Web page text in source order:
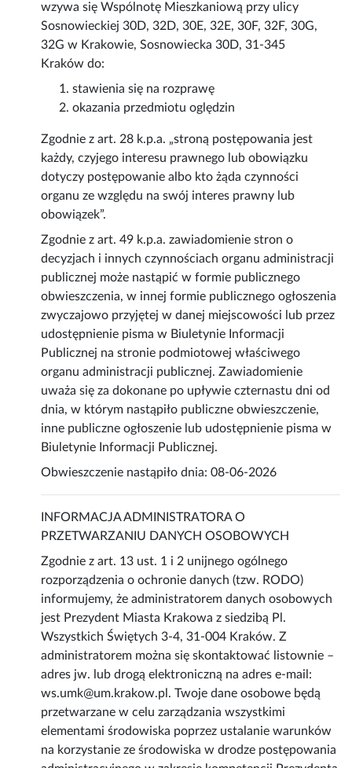
wzywa się Wspólnotę Mieszkaniową przy ulicy
Sosnowieckiej 30D, 32D, 30E, 32E, 30F, 32F, 30G,
32G w Krakowie, Sosnowiecka 30D, 31-345
Kraków do:
stawienia się na rozprawę
okazania przedmiotu oględzin
Zgodnie z art. 28 k.p.a. „stroną postępowania jest
każdy, czyjego interesu prawnego lub obowiązku
dotyczy postępowanie albo kto żąda czynności
organu ze względu na swój interes prawny lub
obowiązek”.
Zgodnie z art. 49 k.p.a. zawiadomienie stron o
decyzjach i innych czynnościach organu administracji
publicznej może nastąpić w formie publicznego
obwieszczenia, w innej formie publicznego ogłoszenia
zwyczajowo przyjętej w danej miejscowości lub przez
udostępnienie pisma w Biuletynie Informacji
Publicznej na stronie podmiotowej właściwego
organu administracji publicznej. Zawiadomienie
uważa się za dokonane po upływie czternastu dni od
dnia, w którym nastąpiło publiczne obwieszczenie,
inne publiczne ogłoszenie lub udostępnienie pisma w
Biuletynie Informacji Publicznej.
Obwieszczenie nastąpiło dnia: 08-06-2026
INFORMACJA ADMINISTRATORA O
PRZETWARZANIU DANYCH OSOBOWYCH
Zgodnie z art. 13 ust. 1 i 2 unijnego ogólnego
rozporządzenia o ochronie danych (tzw. RODO)
informujemy, że administratorem danych osobowych
jest Prezydent Miasta Krakowa z siedzibą Pl.
Wszystkich Świętych 3-4, 31-004 Kraków. Z
administratorem można się skontaktować listownie –
adres jw. lub drogą elektroniczną na adres e-mail:
ws.umk@um.krakow.pl. Twoje dane osobowe będą
przetwarzane w celu zarządzania wszystkimi
elementami środowiska poprzez ustalanie warunków
na korzystanie ze środowiska w drodze postępowania